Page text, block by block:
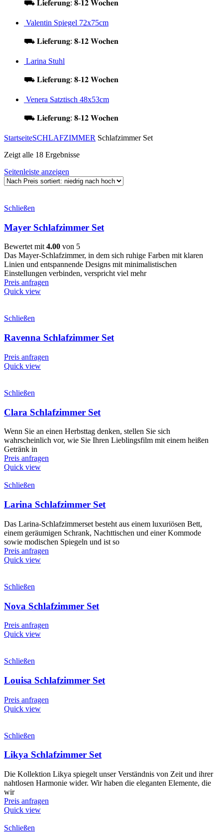
⛟ 𝐋𝐢𝐞𝐟𝐞𝐫𝐮𝐧𝐠: 𝟖-𝟏𝟐 𝐖𝐨𝐜𝐡𝐞𝐧
Valentin Spiegel 72x75cm
⛟ 𝐋𝐢𝐞𝐟𝐞𝐫𝐮𝐧𝐠: 𝟖-𝟏𝟐 𝐖𝐨𝐜𝐡𝐞𝐧
Larina Stuhl
⛟ 𝐋𝐢𝐞𝐟𝐞𝐫𝐮𝐧𝐠: 𝟖-𝟏𝟐 𝐖𝐨𝐜𝐡𝐞𝐧
Venera Satztisch 48x53cm
⛟ 𝐋𝐢𝐞𝐟𝐞𝐫𝐮𝐧𝐠: 𝟖-𝟏𝟐 𝐖𝐨𝐜𝐡𝐞𝐧
StartseiteSCHLAFZIMMER Schlafzimmer Set
Zeigt alle 18 Ergebnisse
Seitenleiste anzeigen
Schließen
Mayer Schlafzimmer Set
Bewertet mit4.00 von 5
Das Mayer-Schlafzimmer, in dem sich ruhige Farben mit klaren
Linien und entspannende Designs mit minimalistischen
Einstellungen verbinden, verspricht viel mehr
Preis anfragen
Quick view
Schließen
Ravenna Schlafzimmer Set
Preis anfragen
Quick view
Schließen
Clara Schlafzimmer Set
Wenn Sie an einen Herbsttag denken, stellen Sie sich
wahrscheinlich vor, wie Sie Ihren Lieblingsfilm mit einem heißen
Getränk in
Preis anfragen
Quick view
Schließen
Larina Schlafzimmer Set
Das Larina-Schlafzimmerset besteht aus einem luxuriösen Bett,
einem geräumigen Schrank, Nachttischen und einer Kommode
sowie modischen Spiegeln und ist so
Preis anfragen
Quick view
Schließen
Nova Schlafzimmer Set
Preis anfragen
Quick view
Schließen
Louisa Schlafzimmer Set
Preis anfragen
Quick view
Schließen
Likya Schlafzimmer Set
Die Kollektion Likya spiegelt unser Verständnis von Zeit und ihrer
nahtlosen Harmonie wider. Wir haben die eleganten Elemente, die
wir
Preis anfragen
Quick view
Schließen